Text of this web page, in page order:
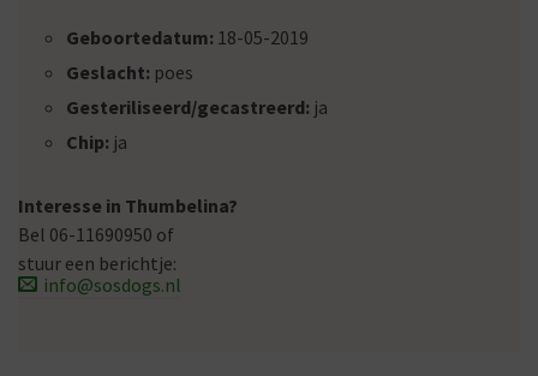
Geboortedatum: 18-05-2019
Geslacht: poes
Gesteriliseerd/gecastreerd: ja
Chip: ja
Interesse in Thumbelina?
Bel 06-11690950 of
stuur een berichtje:
info@sosdogs.nl